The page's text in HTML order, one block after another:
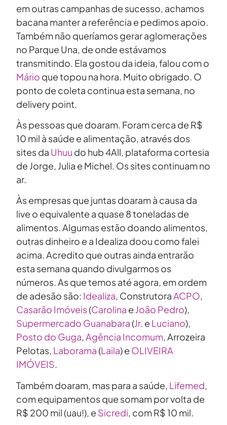
em outras campanhas de sucesso, achamos
bacana manter a referência e pedimos apoio.
Também não queríamos gerar aglomerações
no Parque Una, de onde estávamos
transmitindo. Ela gostou da ideia, falou com o
Mário que topou na hora. Muito obrigado. O
ponto de coleta continua esta semana, no
delivery point.
Às pessoas que doaram. Foram cerca de R$
10 mil à saúde e alimentação, através dos
sites da Uhuu do hub 4All, plataforma cortesia
de Jorge, Julia e Michel. Os sites continuam no
ar.
Às empresas que juntas doaram à causa da
live o equivalente a quase 8 toneladas de
alimentos. Algumas estão doando alimentos,
outras dinheiro e a Idealiza doou como falei
acima. Acredito que outras ainda entrarão
esta semana quando divulgarmos os
números. As que temos até agora, em ordem
de adesão são: Idealiza, ConstrutoraACPO,
Casarão Imóveis(Carolina e João Pedro),
Supermercado Guanabara(Jr. e Luciano),
Posto do Guga,Agência Incomum, Arrozeira
Pelotas, Laborama(Laila) e OLIVEIRA
IMÓVEIS.
Também doaram, mas para a saúde, Lifemed,
com equipamentos que somam por volta de
R$ 200 mil (uau!), e Sicredi, com R$ 10 mil.